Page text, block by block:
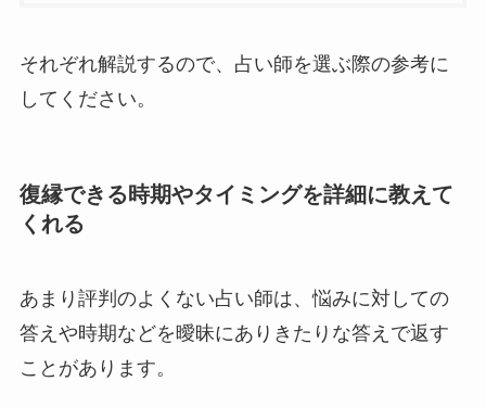
それぞれ解説するので、占い師を選ぶ際の参考に
してください。
復縁できる時期やタイミングを詳細に教えて
くれる
あまり評判のよくない占い師は、悩みに対しての
答えや時期などを曖昧にありきたりな答えで返す
ことがあります。